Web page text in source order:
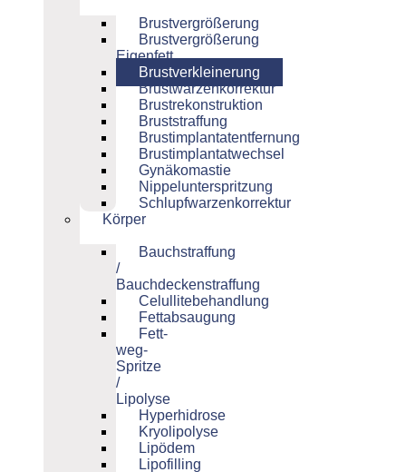
Brustvergrößerung
Brustvergrößerung
Eigenfett
Brustverkleinerung
Brustwarzenkorrektur
Brustrekonstruktion
Bruststraffung
Brustimplantatentfernung
Brustimplantatwechsel
Gynäkomastie
Nippelunterspritzung
Schlupfwarzenkorrektur
Körper
Bauchstraffung
/
Bauchdeckenstraffung
Celullitebehandlung
Fettabsaugung
Fett-
weg-
Spritze
/
Lipolyse
Hyperhidrose
Kryolipolyse
Lipödem
Lipofilling